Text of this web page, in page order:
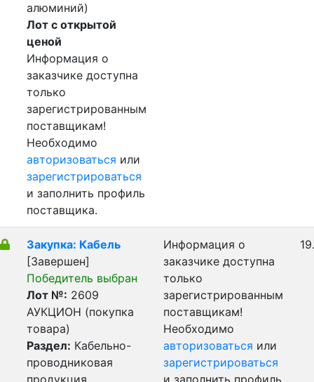
алюминий)
Лот с открытой
ценой
Информация о
заказчике доступна
только
зарегистрированным
поставщикам!
Необходимо
авторизоваться или
зарегистрироваться
и заполнить профиль
поставщика.
Закупка: Кабель
[Завершен]
Победитель выбран
Лот №: 2609
АУКЦИОН (покупка
товара)
Раздел: Кабельно-
проводниковая
продукция
Информация о
заказчике доступна
только
зарегистрированным
поставщикам!
Необходимо
авторизоваться или
зарегистрироваться
и заполнить профиль